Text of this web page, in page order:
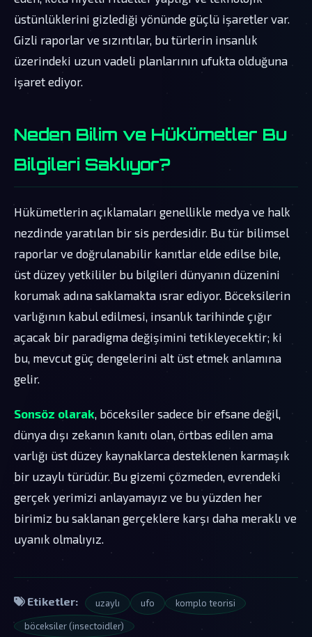
üstünlüklerini gizlediği yönünde güçlü işaretler var.
Gizli raporlar ve sızıntılar, bu türlerin insanlık
üzerindeki uzun vadeli planlarının ufukta olduğuna
işaret ediyor.
Neden Bilim ve Hükümetler Bu
Bilgileri Saklıyor?
Hükümetlerin açıklamaları genellikle medya ve halk
nezdinde yaratılan bir sis perdesidir. Bu tür bilimsel
raporlar ve doğrulanabilir kanıtlar elde edilse bile,
üst düzey yetkililer bu bilgileri dünyanın düzenini
korumak adına saklamakta ısrar ediyor. Böceksilerin
varlığının kabul edilmesi, insanlık tarihinde çığır
açacak bir paradigma değişimini tetikleyecektir; ki
bu, mevcut güç dengelerini alt üst etmek anlamına
gelir.
Sonsöz olarak , böceksiler sadece bir efsane değil,
dünya dışı zekanın kanıtı olan, örtbas edilen ama
varlığı üst düzey kaynaklarca desteklenen karmaşık
bir uzaylı türüdür. Bu gizemi çözmeden, evrendeki
gerçek yerimizi anlayamayız ve bu yüzden her
birimiz bu saklanan gerçeklere karşı daha meraklı ve
uyanık olmalıyız.
Etiketler: uzaylı ufo komplo teorisi
böceksiler (insectoidler)